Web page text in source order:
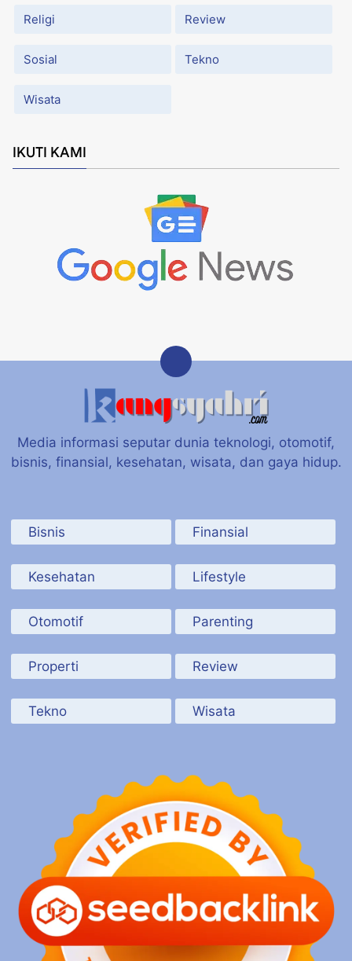
Religi Review
Sosial Tekno
Wisata
IKUTI KAMI
Media informasi seputar dunia teknologi, otomotif,
bisnis, finansial, kesehatan, wisata, dan gaya hidup.
Bisnis Finansial
Kesehatan Lifestyle
Otomotif Parenting
Properti Review
Tekno Wisata